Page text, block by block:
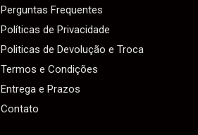
Perguntas Frequentes
Políticas de Privacidade
Politicas de Devolução e Troca
Termos e Condições
Entrega e Prazos
Contato